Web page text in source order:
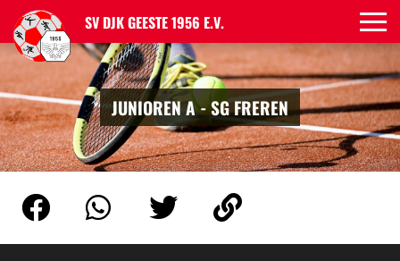
SV DJK GEESTE 1956 E.V.
JUNIOREN A - SG FREREN